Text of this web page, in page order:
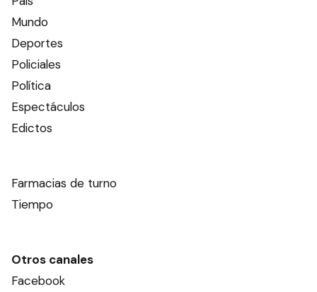
Mundo
Deportes
Policiales
Política
Espectáculos
Edictos
Farmacias de turno
Tiempo
Otros canales
Facebook